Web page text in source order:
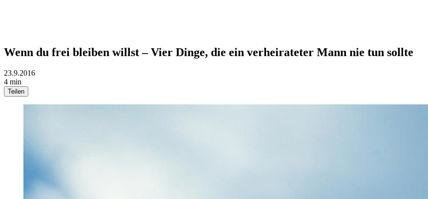
Wenn du frei bleiben willst – Vier Dinge, die ein verheirateter Mann nie tun sollte
23.9.2016
4 min
Teilen